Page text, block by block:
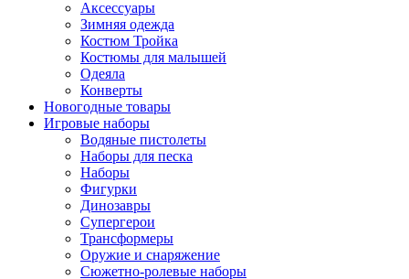
Аксессуары
Зимняя одежда
Костюм Тройка
Костюмы для малышей
Одеяла
Конверты
Новогодные товары
Игровые наборы
Водяные пистолеты
Наборы для песка
Наборы
Фигурки
Динозавры
Супергерои
Трансформеры
Оружие и снаряжение
Сюжетно-ролевые наборы